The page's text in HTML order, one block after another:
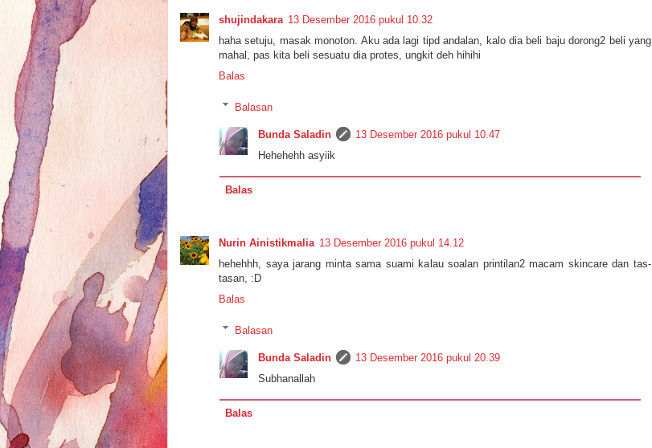
shujindakara 13 Desember 2016 pukul 10.32
haha setuju, masak monoton. Aku ada lagi tipd andalan, kalo dia beli baju dorong2 beli yang
mahal, pas kita beli sesuatu dia protes, ungkit deh hihihi
Balas
Balasan
Bunda Saladin
13 Desember 2016 pukul 10.47
Hehehehh asyiik
Balas
Nurin Ainistikmalia 13 Desember 2016 pukul 14.12
hehehhh, saya jarang minta sama suami kalau soalan printilan2 macam skincare dan tas-
tasan, :D
Balas
Balasan
Bunda Saladin
13 Desember 2016 pukul 20.39
Subhanallah
Balas